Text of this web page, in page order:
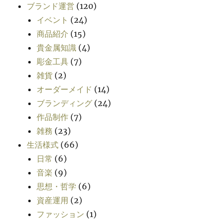
ブランド運営 (120)
イベント (24)
商品紹介 (15)
貴金属知識 (4)
彫金工具 (7)
雑貨 (2)
オーダーメイド (14)
ブランディング (24)
作品制作 (7)
雑務 (23)
生活様式 (66)
日常 (6)
音楽 (9)
思想・哲学 (6)
資産運用 (2)
ファッション (1)